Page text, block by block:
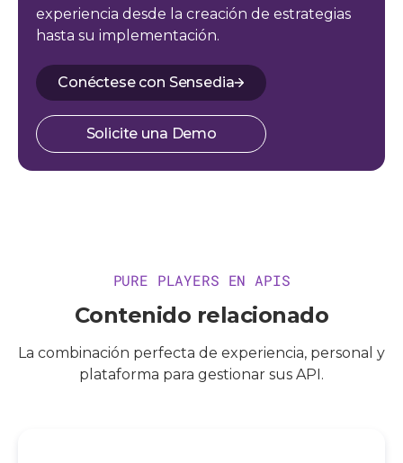
experiencia desde la creación de estrategias
hasta su implementación.
Conéctese con Sensedia
Solicite una Demo
PURE PLAYERS EN APIS
Contenido relacionado
La combinación perfecta de experiencia, personal y
plataforma para gestionar sus API.